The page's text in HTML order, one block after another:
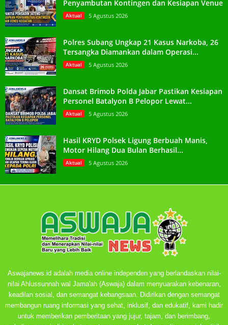
Penyambutan Kontingen dan Kesiapan Venue
Aktual 5 Agustus 2026
Polres Subang Ungkap 21 Kasus Narkoba, 26
Tersangka Diamankan dalam Operasi...
Aktual 5 Agustus 2026
Dansat Brimob Polda Jabar Pastikan Kesiapan
Personel Batalyon B Pelopor Lewat...
Aktual 5 Agustus 2026
Hasil KRYD Polsek Ligung Berbuah Manis,
Motor Hilang Dua Bulan Berhasil...
Aktual 5 Agustus 2026
Aswajanews.id adalah media online independen yang berlandaskan nilai-
nilai Ahlussunnah wal Jama'ah (Aswaja) dalam menyuarakan kebenaran,
keadilan sosial, dan semangat kebangsaan. Didirikan dengan semangat
membangun ruang informasi yang sehat, inklusif, dan edukatif, kami hadir
untuk memberikan pemberitaan yang jujur, tajam, dan berimbang,